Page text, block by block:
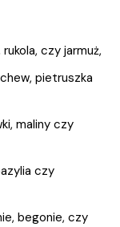
czy jarmuż,
pietruszka
maliny czy
czy
begonie, czy